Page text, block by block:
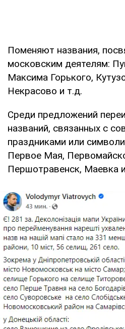
Поменяют названия,
московским деятелям:
Максима Горького,
Некрасово и т.д.
Среди предложений
названий, связанных с
праздниками или
Первое Мая,
Першотравенск, Маевка